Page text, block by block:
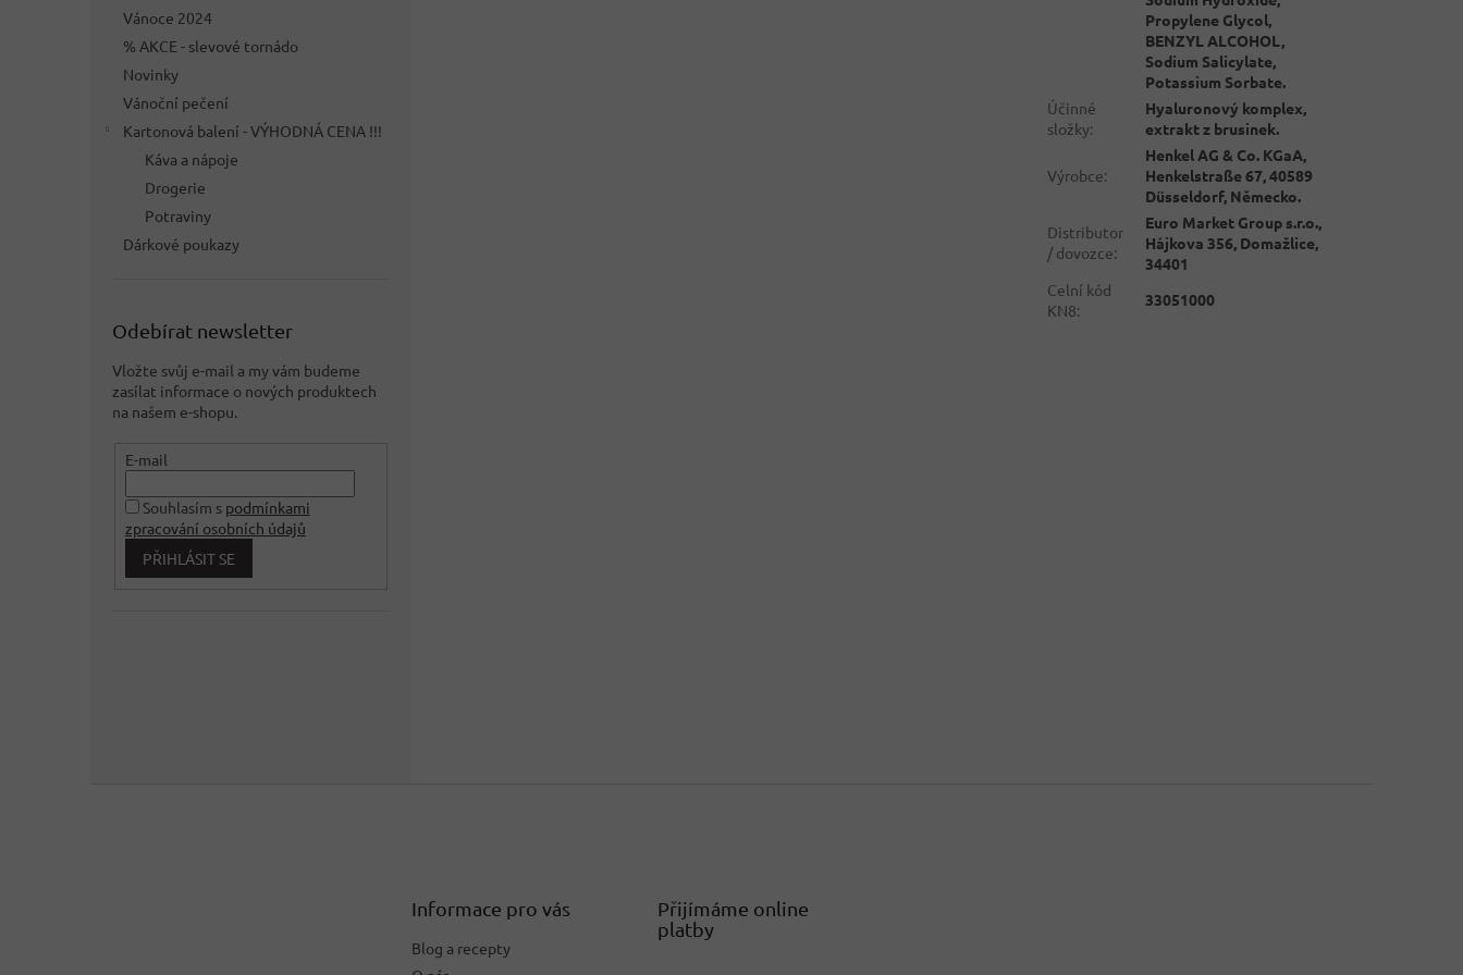
Vánoce 2024
% AKCE - slevové tornádo
Novinky
Vánoční pečení
Kartonová balení - VÝHODNÁ CENA !!!
Káva a nápoje
Drogerie
Potraviny
Dárkové poukazy
Odebírat newsletter
Vložte svůj e-mail a my vám budeme
zasílat informace o nových produktech
na našem e-shopu.
E-mail
Souhlasím s podmínkami
zpracování osobních údajů
PŘIHLÁSIT SE
Propylene Glycol,
BENZYL ALCOHOL,
Sodium Salicylate,
Potassium Sorbate.
Účinné
složky:
Hyaluronový komplex,
extrakt z brusinek.
Výrobce:
Henkel AG & Co. KGaA,
Henkelstraße 67, 40589
Düsseldorf, Německo.
Distributor
/ dovozce:
Euro Market Group s.r.o.,
Hájkova 356, Domažlice,
34401
Celní kód
KN8:
33051000
Informace pro vás
Blog a recepty
Přijímáme online
platby